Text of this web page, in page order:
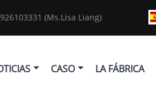
(Ms.Lisa Liang)
CASO LA FÁBRICA